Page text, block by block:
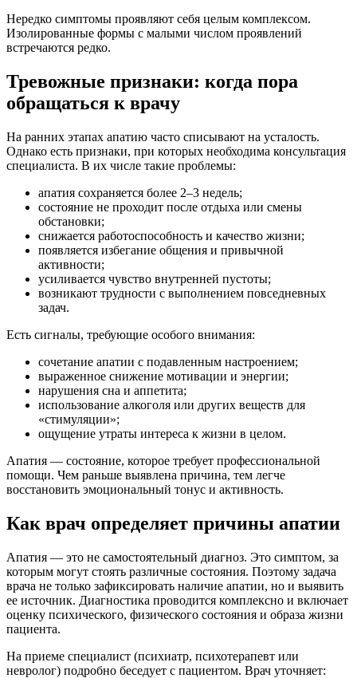
Нередко симптомы проявляют себя целым комплексом.
Изолированные формы с малыми числом проявлений
встречаются редко.
Тревожные признаки: когда пора
обращаться к врачу
На ранних этапах апатию часто списывают на усталость.
Однако есть признаки, при которых необходима консультация
специалиста. В их числе такие проблемы:
апатия сохраняется более 2–3 недель;
состояние не проходит после отдыха или смены
обстановки;
снижается работоспособность и качество жизни;
появляется избегание общения и привычной
активности;
усиливается чувство внутренней пустоты;
возникают трудности с выполнением повседневных
задач.
Есть сигналы, требующие особого внимания:
сочетание апатии с подавленным настроением;
выраженное снижение мотивации и энергии;
нарушения сна и аппетита;
использование алкоголя или других веществ для
«стимуляции»;
ощущение утраты интереса к жизни в целом.
Апатия — состояние, которое требует профессиональной
помощи. Чем раньше выявлена причина, тем легче
восстановить эмоциональный тонус и активность.
Как врач определяет причины апатии
Апатия — это не самостоятельный диагноз. Это симптом, за
которым могут стоять различные состояния. Поэтому задача
врача не только зафиксировать наличие апатии, но и выявить
ее источник. Диагностика проводится комплексно и включает
оценку психического, физического состояния и образа жизни
пациента.
На приеме специалист (психиатр, психотерапевт или
невролог) подробно беседует с пациентом. Врач уточняет: